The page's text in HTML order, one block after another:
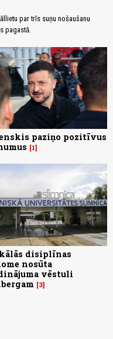
par trīs suņu nošaušanu
pagastā.
paziņo pozitīvus
1
disiplīnas
nosūta
vēstuli
3